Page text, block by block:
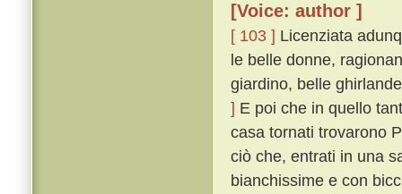
[Voice: author ]
[ 103 ] Licenziata
le belle donne,
giardino, belle
] E poi che in quello
casa tornati trovarono
ciò che, entrati in una
bianchissime e con